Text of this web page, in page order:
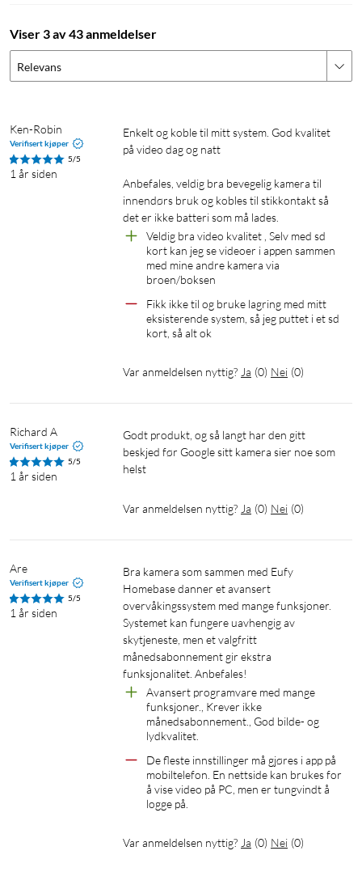
Koble innendørskameraet til Apple HomeKit, Google
overvåkingen. (HomeKit tilgjengelig via oppdatering. Når du
Følger automatisk bevegelsene dine.
bevegelige subjektet. Panorer linsen 360° horisontalt eller hell
den 96° vertikalt for å få oversikt over hele rommet.
Kommuniser fra kameraet ditt
Snakk i sanntid til alle som passerer, via kameraets innebygde
Spesifikasjoner:
Oppløsning: 2K (1080p med Homekit)
Synsfelt: 125 grader
Nattsyn: opptil 10 m
WDR, 8x zoom og H.265/H.264-enkoding
Værbestandiget: Nei
Brukes uten EufyCam Basestasjon
1x eufy Security 2K Indoor Cam Pan & Tilt
Micro-USB-kabel, 2 m
Viser 3 av 43 anmeldelser
Relevans
Ken-Robin
Verifisert kjøper
5/5
1 år siden
Enkelt og koble til mitt system. God kvalitet
på video dag og natt
Anbefales, veldig bra bevegelig kamera til
innendørs bruk og kobles til stikkontakt så
det er ikke batteri som må lades.
Veldig bra video kvalitet , Selv med sd
kort kan jeg se videoer i appen sammen
med mine andre kamera via
broen/boksen
Fikk ikke til og bruke lagring med mitt
eksisterende system, så jeg puttet i et sd
kort, så alt ok
Var anmeldelsen nyttig? Ja (0) Nei (0)
Richard A
Verifisert kjøper
5/5
1 år siden
Godt produkt, og så langt har den gitt
beskjed før Google sitt kamera sier noe som
helst
Var anmeldelsen nyttig? Ja (0) Nei (0)
Are
Verifisert kjøper
5/5
1 år siden
Bra kamera som sammen med Eufy
Homebase danner et avansert
overvåkingssystem med mange funksjoner.
Systemet kan fungere uavhengig av
skytjeneste, men et valgfritt
månedsabonnement gir ekstra
funksjonalitet. Anbefales!
Avansert programvare med mange
funksjoner., Krever ikke
månedsabonnement., God bilde- og
lydkvalitet.
De fleste innstillinger må gjøres i app på
mobiltelefon. En nettside kan brukes for
å vise video på PC, men er tungvindt å
logge på.
Var anmeldelsen nyttig? Ja (0) Nei (0)